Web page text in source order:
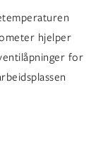
hjelper
for